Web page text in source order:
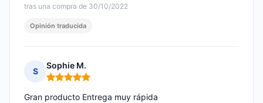
tras una compra de 30/10/2022
Opinión traducida
S
Sophie M.
Nota: 5 de 5
Gran producto Entrega muy rápida